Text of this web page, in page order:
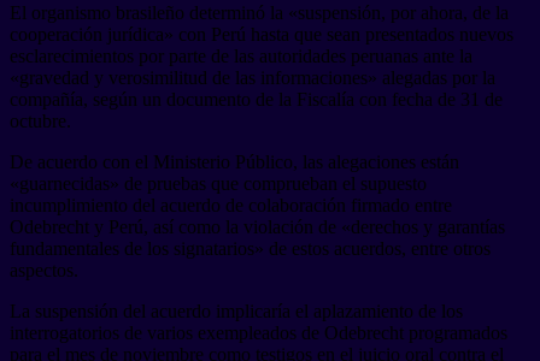
El organismo brasileño determinó la «suspensión, por ahora, de la
cooperación jurídica» con Perú hasta que sean presentados nuevos
esclarecimientos por parte de las autoridades peruanas ante la
«gravedad y verosimilitud de las informaciones» alegadas por la
compañía, según un documento de la Fiscalía con fecha de 31 de
octubre.
De acuerdo con el Ministerio Público, las alegaciones están
«guarnecidas» de pruebas que comprueban el supuesto
incumplimiento del acuerdo de colaboración firmado entre
Odebrecht y Perú, así como la violación de «derechos y garantías
fundamentales de los signatarios» de estos acuerdos, entre otros
aspectos.
La suspensión del acuerdo implicaría el aplazamiento de los
interrogatorios de varios exempleados de Odebrecht programados
para el mes de noviembre como testigos en el juicio oral contra el